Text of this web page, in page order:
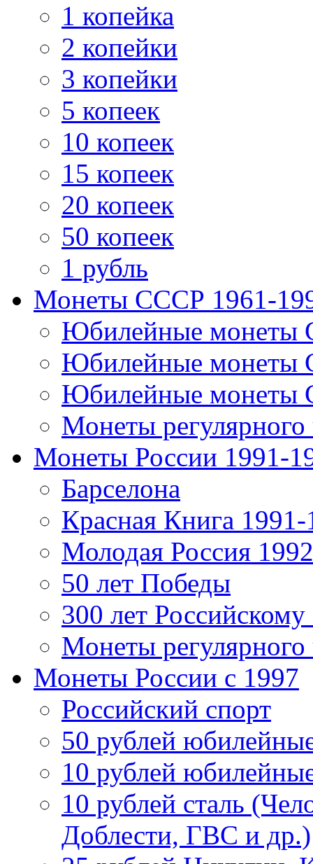
1 копейка
2 копейки
3 копейки
5 копеек
10 копеек
15 копеек
20 копеек
50 копеек
1 рубль
Монеты СССР 1961-
Юбилейные монеты
Юбилейные
Юбилейные
Монеты
Монеты России 1991-
Барселона
Красная Книга 1991-
Молодая Россия
50 лет Победы
300 лет
Монеты
Монеты России c 1997
Российский спорт
50 рублей
10 рублей
10 рублей сталь
Доблести, ГВС и др.)